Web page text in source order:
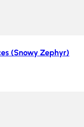
(Snowy Zephyr)